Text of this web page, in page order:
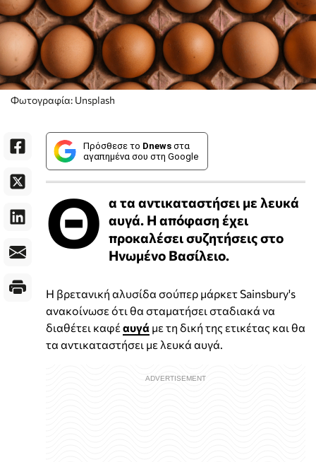
Φωτογραφία: Unsplash
Πρόσθεσε το Dnews στα
αγαπημένα σου στη Google
Θ α τα αντικαταστήσει με λευκά
αυγά. Η απόφαση έχει
προκαλέσει συζητήσεις στο
Ηνωμένο Βασίλειο.
Η βρετανική αλυσίδα σούπερ μάρκετ Sainsbury's
ανακοίνωσε ότι θα σταματήσει σταδιακά να
διαθέτει καφέ αυγά με τη δική της ετικέτας και θα
τα αντικαταστήσει με λευκά αυγά.